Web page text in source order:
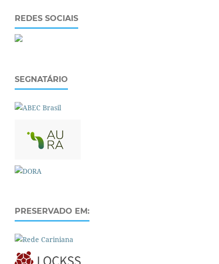
REDES SOCIAIS
SEGNATÁRIO
PRESERVADO EM: